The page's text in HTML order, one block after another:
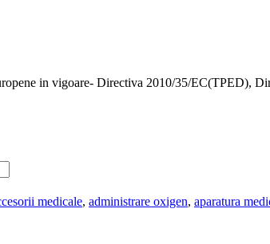
in vigoare- Directiva 2010/35/EC(TPED),
medicale, administrare oxigen, aparatura